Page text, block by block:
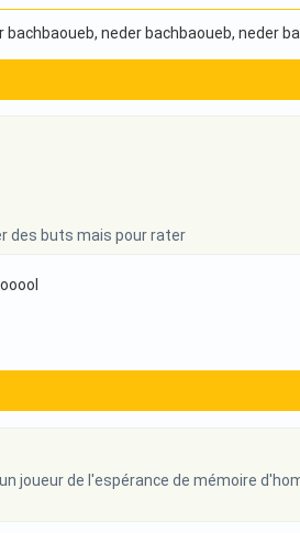
bachbaoueb, neder bachbaoueb, neder
des buts mais pour rater
joueur de l'espérance de mémoire